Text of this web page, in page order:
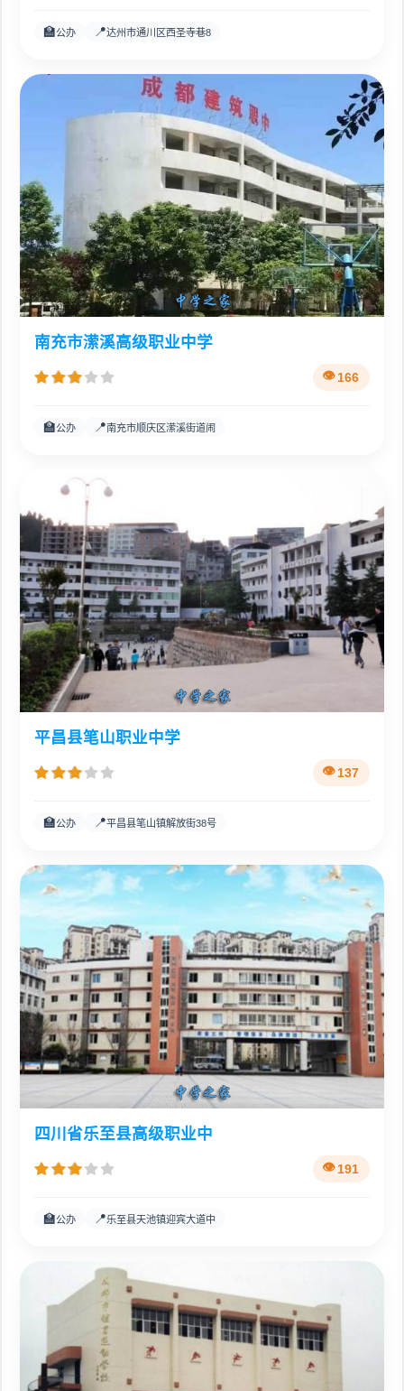
🏫公办 📍达州市通川区西圣寺巷8
南充市潆溪高级职业中学
166
🏫公办 📍南充市顺庆区潆溪街道闹
平昌县笔山职业中学
137
🏫公办 📍平昌县笔山镇解放街38号
四川省乐至县高级职业中
191
🏫公办 📍乐至县天池镇迎宾大道中